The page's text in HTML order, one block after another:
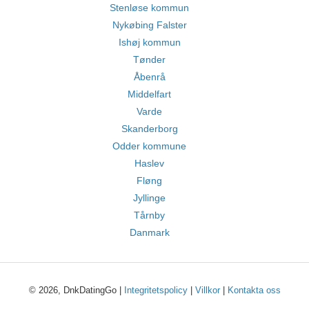
Stenløse kommun
Nykøbing Falster
Ishøj kommun
Tønder
Åbenrå
Middelfart
Varde
Skanderborg
Odder kommune
Haslev
Fløng
Jyllinge
Tårnby
Danmark
© 2026, DnkDatingGo | Integritetspolicy| Villkor| Kontakta oss